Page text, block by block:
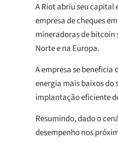
A Riot abriu seu capital
empresa de cheques
mineradoras de bitcoin
Norte e na Europa.
A empresa se beneficia
energia mais baixos do
implantação eficiente
Resumindo, dado o
desempenho nos